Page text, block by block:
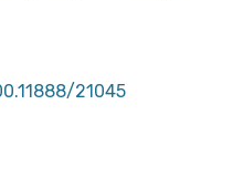
21045